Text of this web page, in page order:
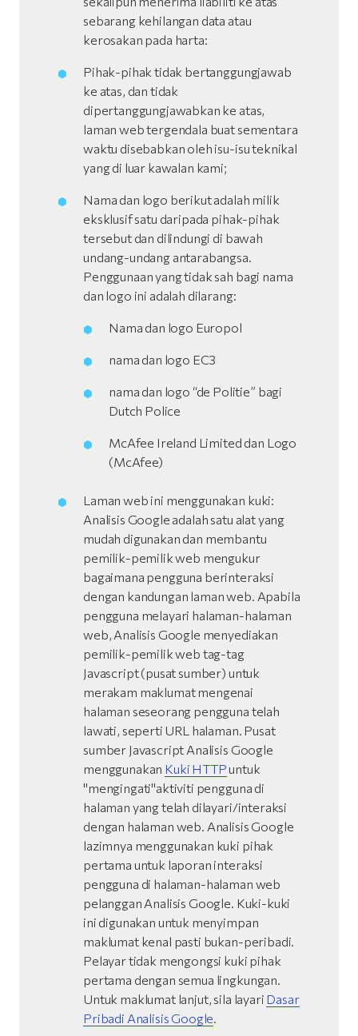
sebarang kehilangan data atau
kerosakan pada harta:
Pihak-pihak tidak bertanggungjawab
ke atas, dan tidak
dipertanggungjawabkan ke atas,
laman web tergendala buat sementara
waktu disebabkan oleh isu-isu teknikal
yang di luar kawalan kami;
Nama dan logo berikut adalah milik
eksklusif satu daripada pihak-pihak
tersebut dan dilindungi di bawah
undang-undang antarabangsa.
Penggunaan yang tidak sah bagi nama
dan logo ini adalah dilarang:
Nama dan logo Europol
nama dan logo EC3
nama dan logo “de Politie” bagi
Dutch Police
McAfee Ireland Limited dan Logo
(McAfee)
Laman web ini menggunakan kuki:
Analisis Google adalah satu alat yang
mudah digunakan dan membantu
pemilik-pemilik web mengukur
bagaimana pengguna berinteraksi
dengan kandungan laman web. Apabila
pengguna melayari halaman-halaman
web, Analisis Google menyediakan
pemilik-pemilik web tag-tag
Javascript (pusat sumber) untuk
merakam maklumat mengenai
halaman seseorang pengguna telah
lawati, seperti URL halaman. Pusat
sumber Javascript Analisis Google
menggunakan Kuki HTTPuntuk
"mengingati"aktiviti pengguna di
halaman yang telah dilayari/interaksi
dengan halaman web. Analisis Google
lazimnya menggunakan kuki pihak
pertama untuk laporan interaksi
pengguna di halaman-halaman web
pelanggan Analisis Google. Kuki-kuki
ini digunakan untuk menyimpan
maklumat kenal pasti bukan-peribadi.
Pelayar tidak mengongsi kuki pihak
pertama dengan semua lingkungan.
Untuk maklumat lanjut, sila layari Dasar
Pribadi Analisis Google.